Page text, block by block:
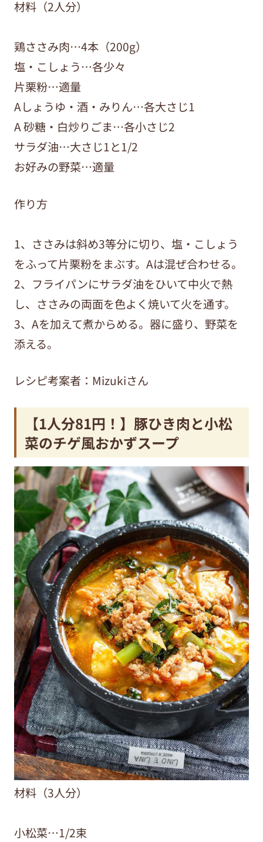
材料（2人分）
鶏ささみ肉…4本（200g）
塩・こしょう…各少々
片栗粉…適量
Aしょうゆ・酒・みりん…各大さじ1
A 砂糖・白炒りごま…各小さじ2
サラダ油…大さじ1と1/2
お好みの野菜…適量
作り方
1、ささみは斜め3等分に切り、塩・こしょう
をふって片栗粉をまぶす。Aは混ぜ合わせる。
2、フライパンにサラダ油をひいて中火で熱
し、ささみの両面を色よく焼いて火を通す。
3、Aを加えて煮からめる。器に盛り、野菜を
添える。
レシピ考案者：Mizukiさん
【1人分81円！】豚ひき肉と小松
菜のチゲ風おかずスープ
材料（3人分）
小松菜…1/2束